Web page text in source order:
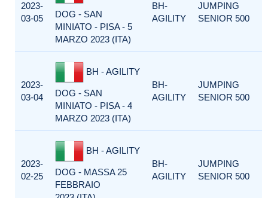
2023-
03-05
DOG - SAN
MINIATO - PISA - 5
MARZO 2023 (ITA)
BH-
AGILITY
JUMPING
SENIOR 500
2023-
03-04
BH - AGILITY
DOG - SAN
MINIATO - PISA - 4
MARZO 2023 (ITA)
BH-
AGILITY
JUMPING
SENIOR 500
2023-
02-25
BH - AGILITY
DOG - MASSA 25
FEBBRAIO
BH-
AGILITY
JUMPING
SENIOR 500